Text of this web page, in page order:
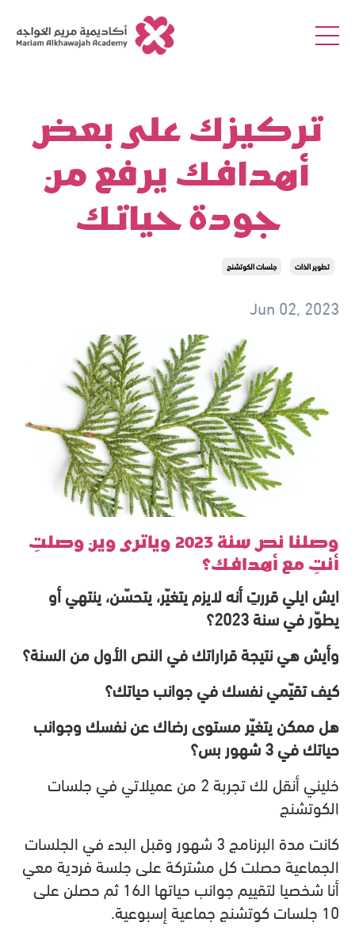
تركيزك على بعض
أهدافك يرفع من
جودة حياتك
تطوير الذات جلسات الكوتشنج
Jun 02, 2023
وصلنا نص سنة 2023 وياترى وين وصلتِ
أنتِ مع أهدافك؟
ايش ايلي قررتِ أنه لايزم يتغيّر، يتحسّن، ينتهي أو
يطوّر في سنة 2023؟
وأيش هي نتيجة قراراتك في النص الأول من السنة؟
كيف تقيّمي نفسك في جوانب حياتك؟
هل ممكن يتغيّر مستوى رضاك عن نفسك وجوانب
حياتك في 3 شهور بس؟
خليني أنقل لك تجربة 2 من عميلاتي في جلسات
الكوتشنج
كانت مدة البرنامج 3 شهور وقبل البدء في الجلسات
الجماعية حصلت كل مشتركة على جلسة فردية معي
أنا شخصيا لتقييم جوانب حياتها الـ16 ثم حصلن على
10 جلسات كوتشنج جماعية إسبوعية.